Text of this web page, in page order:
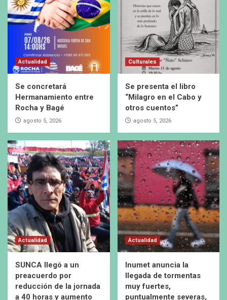
Actualidad
Se concretará
Hermanamiento entre
Rocha y Bagé
agosto 5, 2026
Culturales
Se presenta el libro
“Milagro en el Cabo y
otros cuentos”
agosto 5, 2026
Actualidad
SUNCA llegó a un
preacuerdo por
reducción de la jornada
a 40 horas y aumento
Actualidad
Inumet anuncia la
llegada de tormentas
muy fuertes,
puntualmente severas,